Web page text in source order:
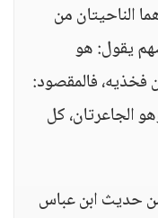
الناحيتان من
يقول: هو
فخذيه، فالمقصود:
الجاعرتان، كل
حديث ابن عباس